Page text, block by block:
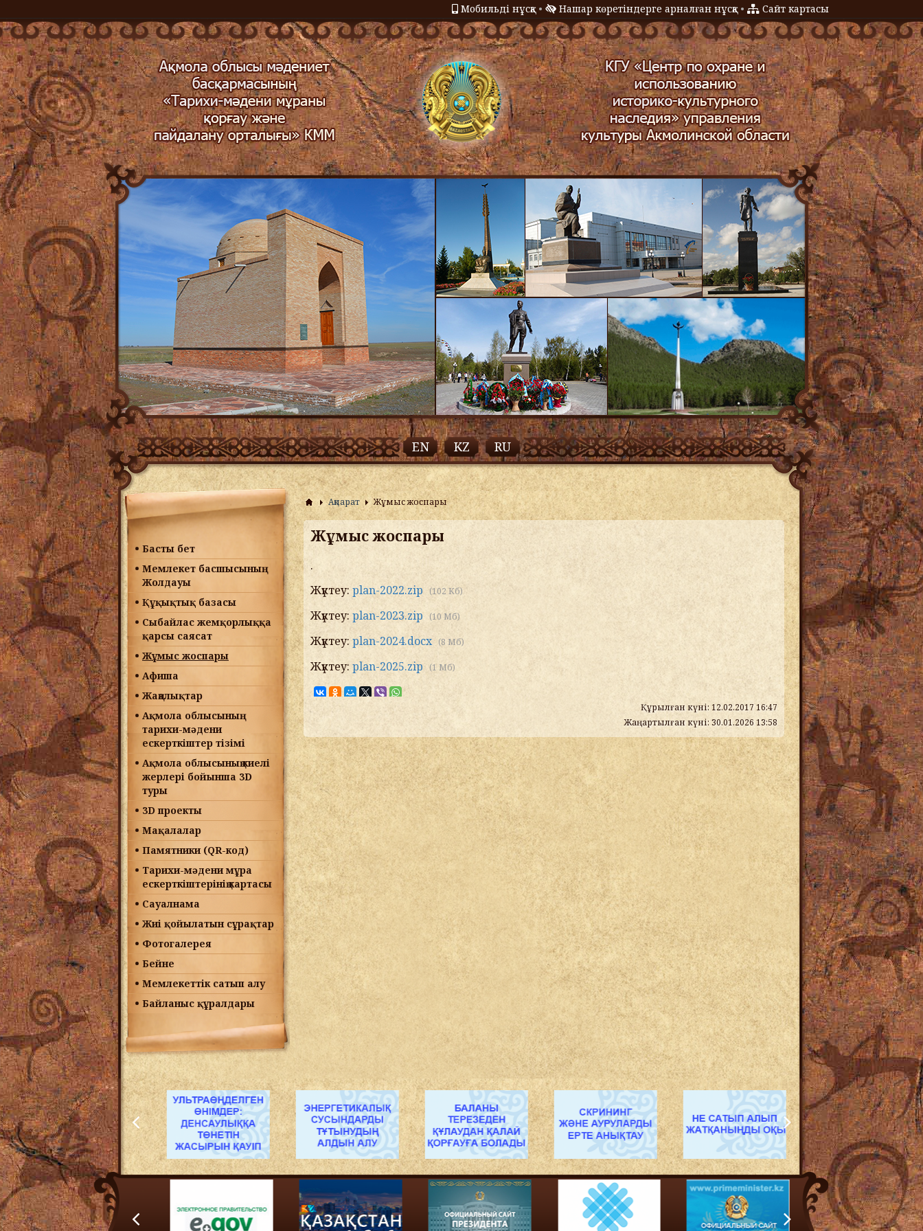
Мобильді нұсқа• Нашар көретіндерге арналған нұсқа• Сайт картасы
EN KZ RU
Басты бет
Мемлекет басшысының
Жолдауы
Құқықтық базасы
Сыбайлас жемқорлыққа
қарсы саясат
Жұмыс жоспары
Афиша
Жаңалықтар
Ақмола облысының
тарихи-мәдени
ескерткіштер тізімі
Ақмола облысының киелі
жерлері бойынша 3D
туры
3D проекты
Мақалалар
Памятники (QR-код)
Тарихи-мәдени мұра
ескерткіштерінің картасы
Сауалнама
Жиі қойылатын сұрақтар
Фотогалерея
Бейне
Мемлекеттік сатып алу
Байланыс құралдары
Ақпарат Жұмыс жоспары
Жұмыс жоспары
.
Жүктеу: plan-2022.zip (102 Кб)
Жүктеу: plan-2023.zip (10 Мб)
Жүктеу: plan-2024.docx (8 Мб)
Жүктеу: plan-2025.zip (1 Мб)
Құрылған күні: 12.02.2017 16:47
Жаңартылған күні: 30.01.2026 13:58